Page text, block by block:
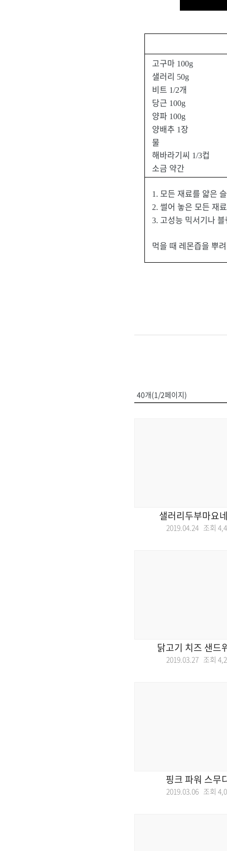
고구마 100g
샐러리 50g
비트 1/2개
당근 100g
양파 100g
양배추 1 장
물
해바라기씨 1/3컵
소금 약간
1. 모든 재료를 얇은
2. 썰어 놓은 모든 재
3. 고성능 믹서기나
먹을 때 레몬즙을 뿌
40개(1/2페이지)
샐러리두부마요
2019.04.24 조회
닭고기 치즈 샌드
2019.03.27 조회
핑크 파워 스무
2019.03.06 조회